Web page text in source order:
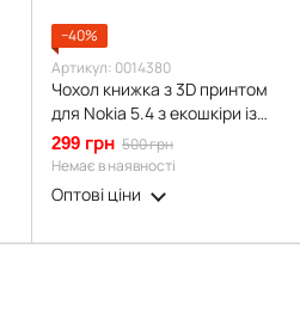
−40%
Артикул: 0014380
Чохол книжка з 3D принтом
для Nokia 5.4 з екошкіри із
підставкою та магнитом
чорна gd2
299 грн 500 грн
Немає в наявності
Оптові ціни